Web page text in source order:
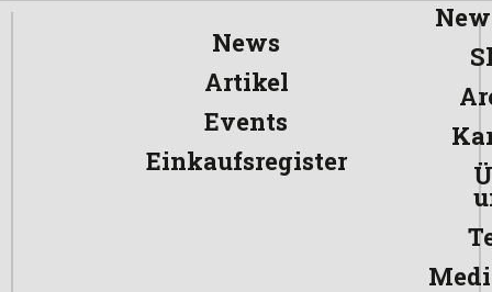
News
Artikel
Events
Einkaufsregister